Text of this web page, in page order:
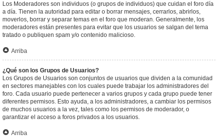
Los Moderadores son individuos (o grupos de individuos) que cuidan el foro día
a día. Tienen la autoridad para editar o borrar mensajes, cerrarlos, abrirlos,
moverlos, borrar y separar temas en el foro que moderan. Generalmente, los
moderadores están presentes para evitar que los usuarios se salgan del tema
tratado o publiquen spam y/o contenido malicioso.
Arriba
¿Qué son los Grupos de Usuarios?
Los Grupos de Usuarios son conjuntos de usuarios que dividen a la comunidad
en sectores manejables con los cuales puede trabajar los administradores del
foro. Cada usuario puede pertenecer a varios grupos y cada grupo puede tener
diferentes permisos. Esto ayuda, a los administradores, a cambiar los permisos
de muchos usuarios a la vez, tales como los permisos de moderador, o
garantizar el acceso a foros privados a los usuarios.
Arriba